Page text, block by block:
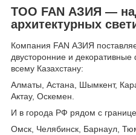
ТОО FAN АЗИЯ —
архитектурных
Компания FAN АЗИЯ
двусторонние и
всему Казахстану:
Алматы, Астана, Шымкент,
Актау, Оскемен.
И в города РФ рядом с
Омск, Челябинск, Барнаул,